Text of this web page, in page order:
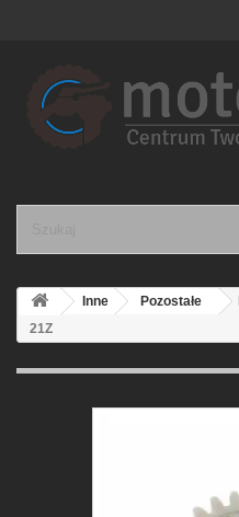
Inne Pozostałe
21Z